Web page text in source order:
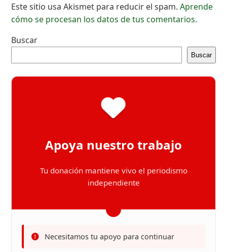
Este sitio usa Akismet para reducir el spam.Aprende
cómo se procesan los datos de tus comentarios.
Buscar
Buscar
Apoya nuestro trabajo
Tu donación mantiene vivo el periodismo
independiente
Necesitamos tu apoyo para continuar